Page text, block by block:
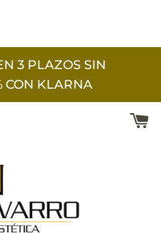
3 PLAZOS SIN
CON KLARNA